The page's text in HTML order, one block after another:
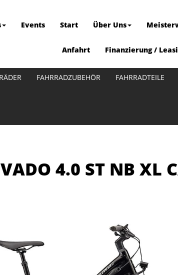
Events Start Über Uns
Anfahrt Finanzierung /
FAHRRADZUBEHÖR FAHRRADTEILE
4.0 ST NB XL